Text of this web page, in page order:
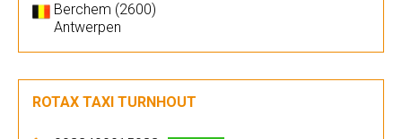
Berchem (2600)
Antwerpen
ROTAX TAXI TURNHOUT